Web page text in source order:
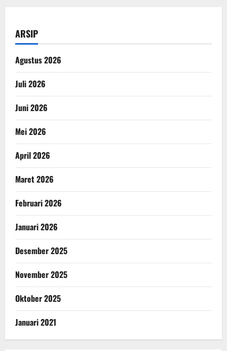
ARSIP
Agustus 2026
Juli 2026
Juni 2026
Mei 2026
April 2026
Maret 2026
Februari 2026
Januari 2026
Desember 2025
November 2025
Oktober 2025
Januari 2021